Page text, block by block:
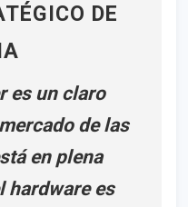
DE
es un claro
de las
en plena
hardware es